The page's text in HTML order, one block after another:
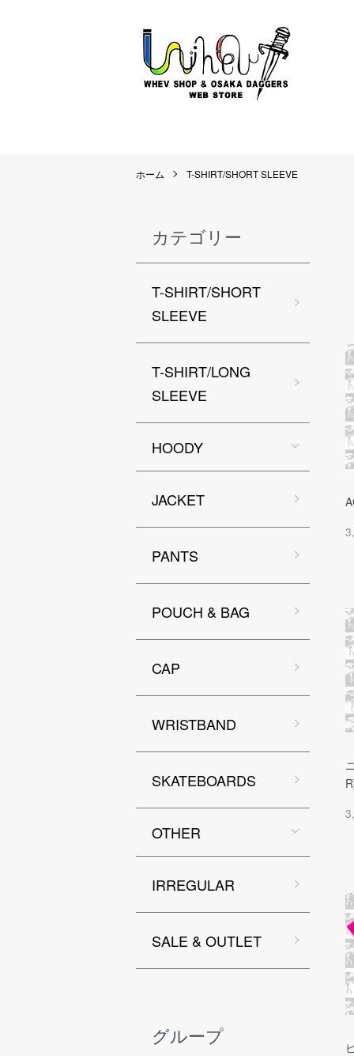
ホーム T-SHIRT/SHORT SLEEVE
カテゴリー
T-SHIRT/SHORT
SLEEVE
T-SHIRT/LONG
SLEEVE
HOODY
JACKET
PANTS
POUCH & BAG
CAP
WRISTBAND
SKATEBOARDS
OTHER
IRREGULAR
SALE & OUTLET
グループ